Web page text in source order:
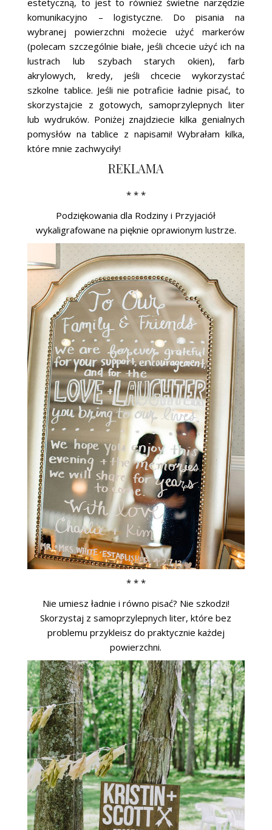
estetyczną, to jest to również świetne narzędzie
komunikacyjno – logistyczne. Do pisania na
wybranej powierzchni możecie użyć markerów
(polecam szczególnie białe, jeśli chcecie użyć ich na
lustrach lub szybach starych okien), farb
akrylowych, kredy, jeśli chcecie wykorzystać
szkolne tablice. Jeśli nie potraficie ładnie pisać, to
skorzystajcie z gotowych, samoprzylepnych liter
lub wydruków. Poniżej znajdziecie kilka genialnych
pomysłów na tablice z napisami! Wybrałam kilka,
które mnie zachwyciły!
REKLAMA
* * *
Podziękowania dla Rodziny i Przyjaciół
wykaligrafowane na pięknie oprawionym lustrze.
* * *
Nie umiesz ładnie i równo pisać? Nie szkodzi!
Skorzystaj z samoprzylepnych liter, które bez
problemu przykleisz do praktycznie każdej
powierzchni.